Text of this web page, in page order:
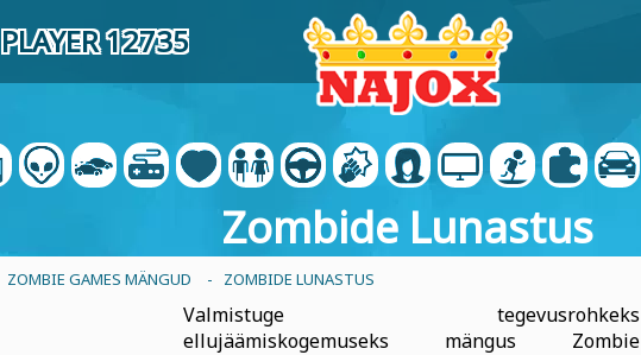
PLAYER 12735
Zombide Lunastus
ZOMBIE GAMES MÄNGUD - ZOMBIDE LUNASTUS
Valmistuge tegevusrohkeks
ellujäämiskogemuseks mängus Zombie